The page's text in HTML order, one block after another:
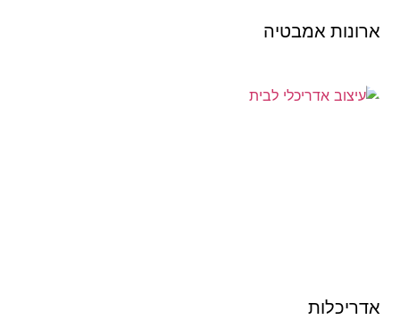
ארונות אמבטיה
אדריכלות